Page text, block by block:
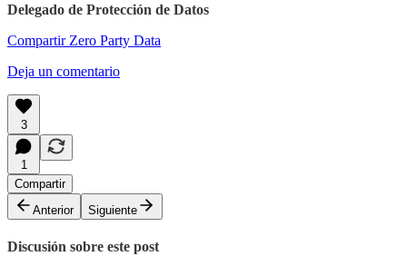
Delegado de Protección de Datos
Compartir Zero Party Data
Deja un comentario
3
1
Compartir
Anterior
Siguiente
Discusión sobre este post